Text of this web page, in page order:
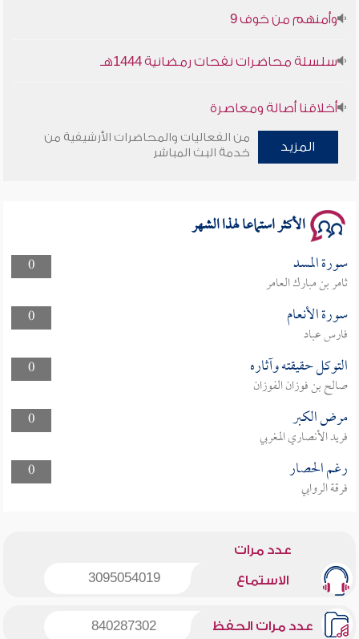
وأمنهم من خوف 9
سلسلة محاضرات نفحات رمضانية 1444هـ
أخلاقنا أصالة ومعاصرة
وأمنهم من خوف 9
المزيد
من الفعاليات والمحاضرات الأرشيفية من
خدمة البث المباشر
الأكثر استماعا لهذا الشهر
0 سورة المسد
ثامر بن مبارك العامر
0
سورة الأنعام
فارس عباد
0
التوكل حقيقته وآثاره
صالح بن فوزان الفوزان
0
مرض الكبر
فريد الأنصاري المغربي
0
رغم الحصار
فرقة الروابي
عدد مرات
الاستماع 3095054019
عدد مرات الحفظ 840287302